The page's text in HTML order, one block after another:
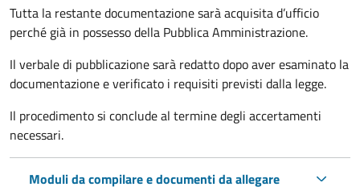
Tutta la restante documentazione sarà acquisita d’ufficio
perché già in possesso della Pubblica Amministrazione.
Il verbale di pubblicazione sarà redatto dopo aver esaminato la
documentazione e verificato i requisiti previsti dalla legge.
Il procedimento si conclude al termine degli accertamenti
necessari.
Moduli da compilare e documenti da allegare